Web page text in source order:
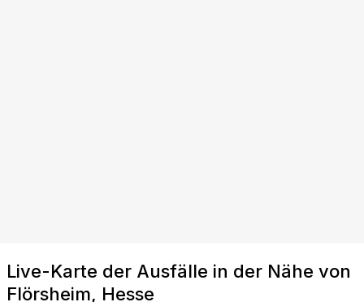
Live-Karte der Ausfälle in der Nähe von
Flörsheim, Hesse